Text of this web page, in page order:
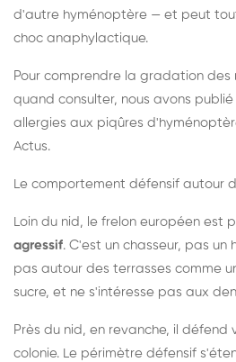
d'autre hyménoptère — et peut
choc anaphylactique.
Pour comprendre la gradation des
quand consulter, nous avons
allergies aux piqûres
Actus.
Le comportement défensif autour
Loin du nid, le frelon européen est
agressif. C'est un chasseur, pas un
pas autour des terrasses comme
sucre, et ne s'intéresse pas aux
Près du nid, en revanche, il défend
colonie. Le périmètre défensif